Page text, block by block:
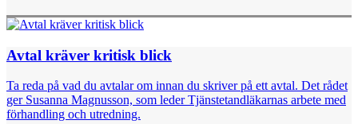
Avtal kräver kritisk blick
Ta reda på vad du avtalar om innan du skriver på ett avtal. Det rådet
ger Susanna Magnusson, som leder Tjänstetandläkarnas arbete med
förhandling och utredning.